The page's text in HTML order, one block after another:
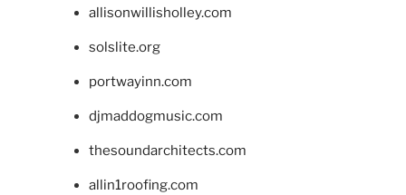
allisonwillisholley.com
solslite.org
portwayinn.com
djmaddogmusic.com
thesoundarchitects.com
allin1roofing.com